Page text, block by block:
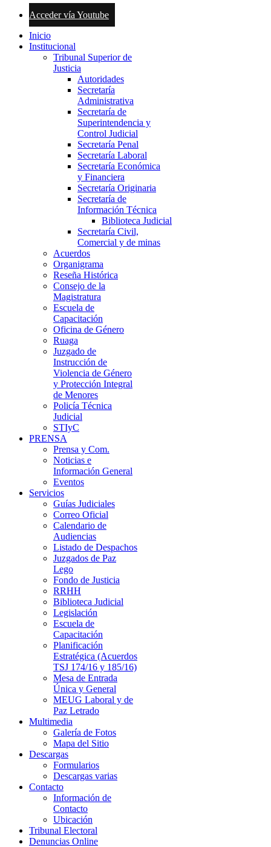
Acceder vía Youtube
Inicio
Institucional
Tribunal Superior de
Justicia
Autoridades
Secretaría
Administrativa
Secretaría de
Superintendencia y
Control Judicial
Secretaría Penal
Secretaría Laboral
Secretaría Económica
y Financiera
Secretaría Originaria
Secretaría de
Información Técnica
Biblioteca Judicial
Secretaría Civil,
Comercial y de minas
Acuerdos
Organigrama
Reseña Histórica
Consejo de la
Magistratura
Escuela de
Capacitación
Oficina de Género
Ruaga
Juzgado de
Instrucción de
Violencia de Género
y Protección Integral
de Menores
Policía Técnica
Judicial
STIyC
PRENSA
Prensa y Com.
Noticias e
Información General
Eventos
Servicios
Guías Judiciales
Correo Oficial
Calendario de
Audiencias
Listado de Despachos
Juzgados de Paz
Lego
Fondo de Justicia
RRHH
Biblioteca Judicial
Legislación
Escuela de
Capacitación
Planificación
Estratégica (Acuerdos
TSJ 174/16 y 185/16)
Mesa de Entrada
Única y General
MEUG Laboral y de
Paz Letrado
Multimedia
Galería de Fotos
Mapa del Sitio
Descargas
Formularios
Descargas varias
Contacto
Información de
Contacto
Ubicación
Tribunal Electoral
Denuncias Online